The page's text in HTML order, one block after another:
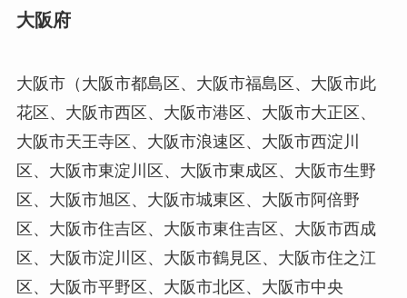
大阪府
大阪市（大阪市都島区、大阪市福島区、大阪市此
花区、大阪市西区、大阪市港区、大阪市大正区、
大阪市天王寺区、大阪市浪速区、大阪市西淀川
区、大阪市東淀川区、大阪市東成区、大阪市生野
区、大阪市旭区、大阪市城東区、大阪市阿倍野
区、大阪市住吉区、大阪市東住吉区、大阪市西成
区、大阪市淀川区、大阪市鶴見区、大阪市住之江
区、大阪市平野区、大阪市北区、大阪市中央